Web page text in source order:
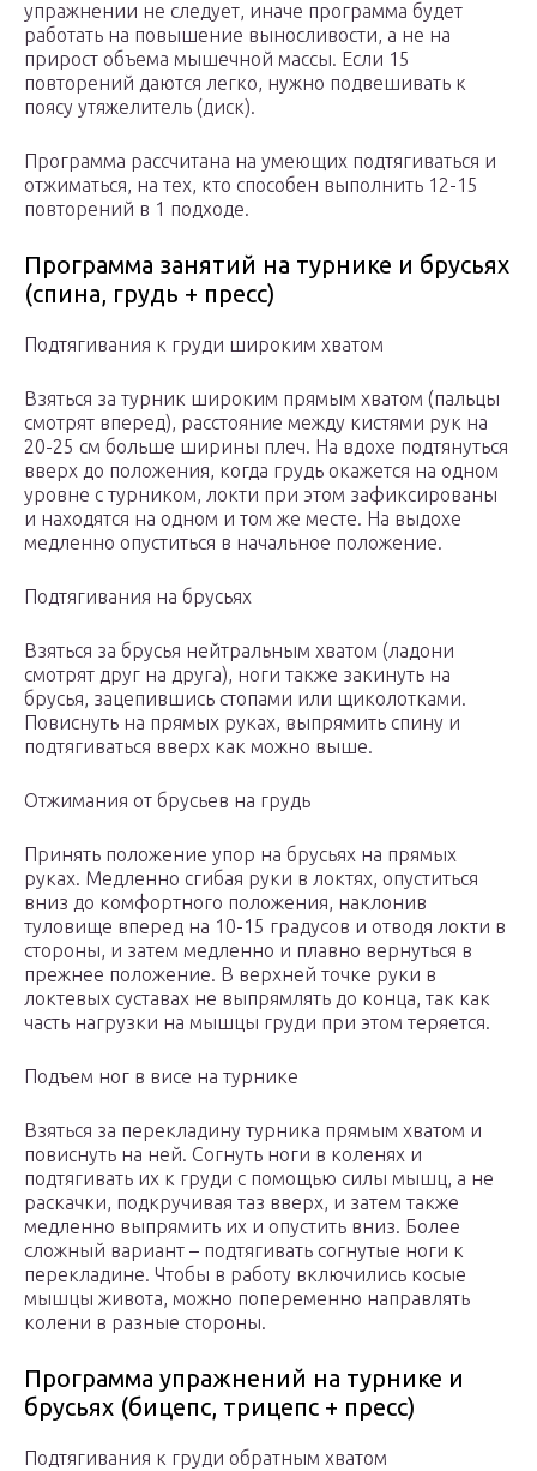
упражнении не следует, иначе программа будет
работать на повышение выносливости, а не на
прирост объема мышечной массы. Если 15
повторений даются легко, нужно подвешивать к
поясу утяжелитель (диск).
Программа рассчитана на умеющих подтягиваться и
отжиматься, на тех, кто способен выполнить 12-15
повторений в 1 подходе.
Программа занятий на турнике и брусьях
(спина, грудь + пресс)
Подтягивания к груди широким хватом
Взяться за турник широким прямым хватом (пальцы
смотрят вперед), расстояние между кистями рук на
20-25 см больше ширины плеч. На вдохе подтянуться
вверх до положения, когда грудь окажется на одном
уровне с турником, локти при этом зафиксированы
и находятся на одном и том же месте. На выдохе
медленно опуститься в начальное положение.
Подтягивания на брусьях
Взяться за брусья нейтральным хватом (ладони
смотрят друг на друга), ноги также закинуть на
брусья, зацепившись стопами или щиколотками.
Повиснуть на прямых руках, выпрямить спину и
подтягиваться вверх как можно выше.
Отжимания от брусьев на грудь
Принять положение упор на брусьях на прямых
руках. Медленно сгибая руки в локтях, опуститься
вниз до комфортного положения, наклонив
туловище вперед на 10-15 градусов и отводя локти в
стороны, и затем медленно и плавно вернуться в
прежнее положение. В верхней точке руки в
локтевых суставах не выпрямлять до конца, так как
часть нагрузки на мышцы груди при этом теряется.
Подъем ног в висе на турнике
Взяться за перекладину турника прямым хватом и
повиснуть на ней. Согнуть ноги в коленях и
подтягивать их к груди с помощью силы мышц, а не
раскачки, подкручивая таз вверх, и затем также
медленно выпрямить их и опустить вниз. Более
сложный вариант – подтягивать согнутые ноги к
перекладине. Чтобы в работу включились косые
мышцы живота, можно попеременно направлять
колени в разные стороны.
Программа упражнений на турнике и
брусьях (бицепс, трицепс + пресс)
Подтягивания к груди обратным хватом